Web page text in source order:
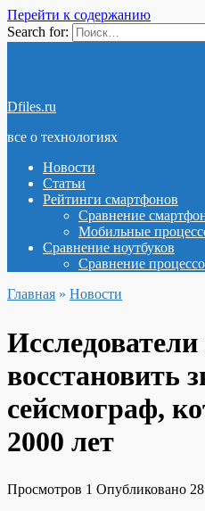
Перейти к содержанию
Search for:
Dfiles.ru
все о технологиях
Новости
Статьи
Рейтинги смартфонов
Сравнение
Мобильные
Сравнение ноутбуков
Сравнение
Главная » Новости
восстановить
сейсмограф,
2000 лет
Просмотров 1 Опубликовано